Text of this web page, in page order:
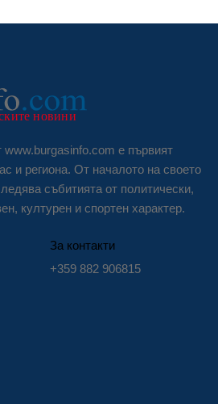
е първият
и региона. От началото на своето
събитията от политически,
културен и спортен характер.
За контакти
+359 882 906815